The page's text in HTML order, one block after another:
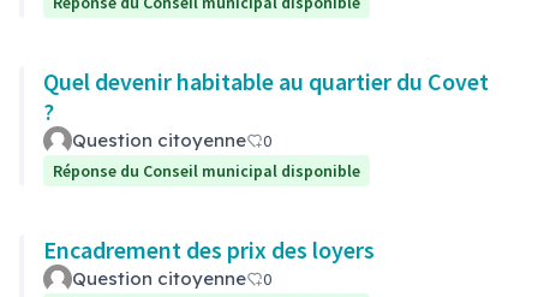
Quel devenir habitable au quartier du Covet
?
Question citoyenne
0
Réponse du Conseil municipal disponible
Encadrement des prix des loyers
Question citoyenne
0